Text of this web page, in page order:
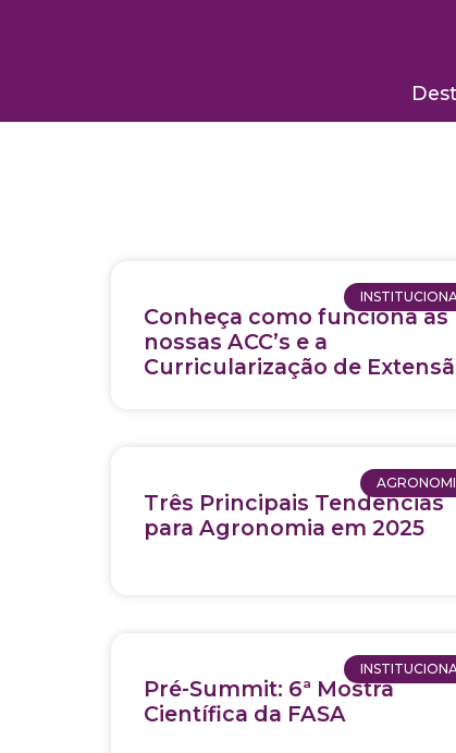
Conheça como funciona as
nossas ACC’s e a
Curricularização de
Três Principais Tendências
para Agronomia em 2025
Pré-Summit: 6ª Mostra
Científica da FASA